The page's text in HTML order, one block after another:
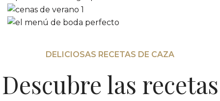
DELICIOSAS RECETAS DE CAZA
Descubre las recetas